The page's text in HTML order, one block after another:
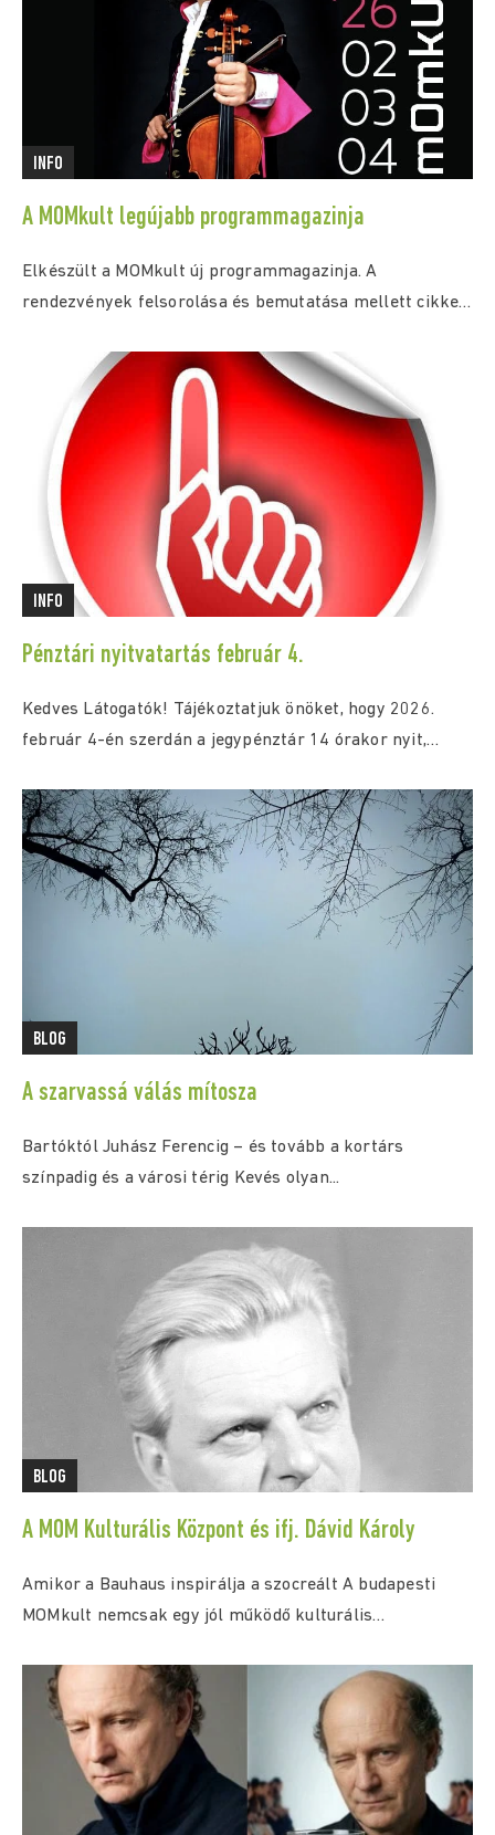
INFO
A MOMkult legújabb programmagazinja
Elkészült a MOMkult új programmagazinja. A
rendezvények felsorolása és bemutatása mellett cikkek
INFO
Pénztári nyitvatartás február 4.
Kedves Látogatók! Tájékoztatjuk önöket, hogy 2026.
február 4-én szerdán a jegypénztár 14 órakor nyit,
BLOG
A szarvassá válás mítosza
Bartóktól Juhász Ferencig – és tovább a kortárs
színpadig és a városi térig Kevés olyan...
BLOG
A MOM Kulturális Központ és ifj. Dávid Károly
Amikor a Bauhaus inspirálja a szocreált A budapesti
MOMkult nemcsak egy jól működő kulturális